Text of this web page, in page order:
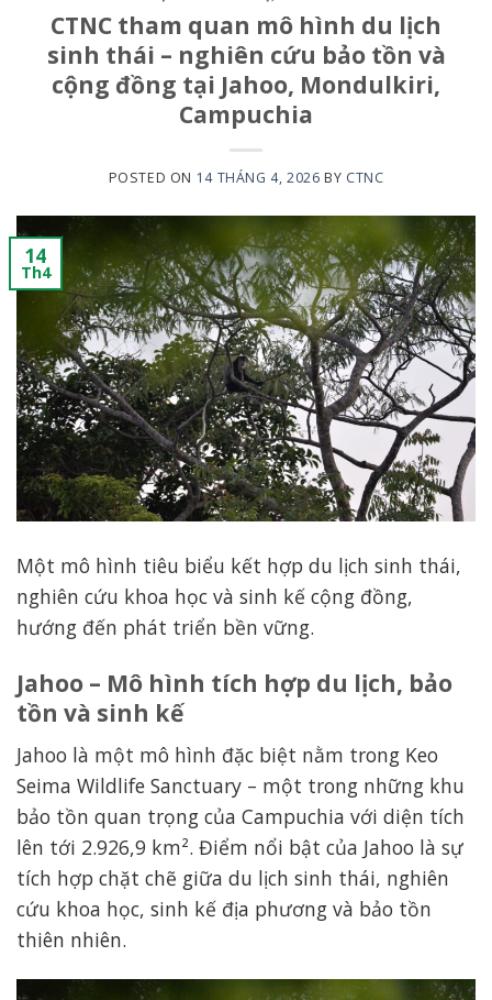
CTNC tham quan mô hình du lịch
sinh thái – nghiên cứu bảo tồn và
cộng đồng tại Jahoo, Mondulkiri,
Campuchia
POSTED ON 14 THÁNG 4, 2026 BY CTNC
14
Th4
Một mô hình tiêu biểu kết hợp du lịch sinh thái,
nghiên cứu khoa học và sinh kế cộng đồng,
hướng đến phát triển bền vững.
Jahoo – Mô hình tích hợp du lịch, bảo
tồn và sinh kế
Jahoo là một mô hình đặc biệt nằm trong Keo
Seima Wildlife Sanctuary – một trong những khu
bảo tồn quan trọng của Campuchia với diện tích
lên tới 2.926,9 km². Điểm nổi bật của Jahoo là sự
tích hợp chặt chẽ giữa du lịch sinh thái, nghiên
cứu khoa học, sinh kế địa phương và bảo tồn
thiên nhiên.